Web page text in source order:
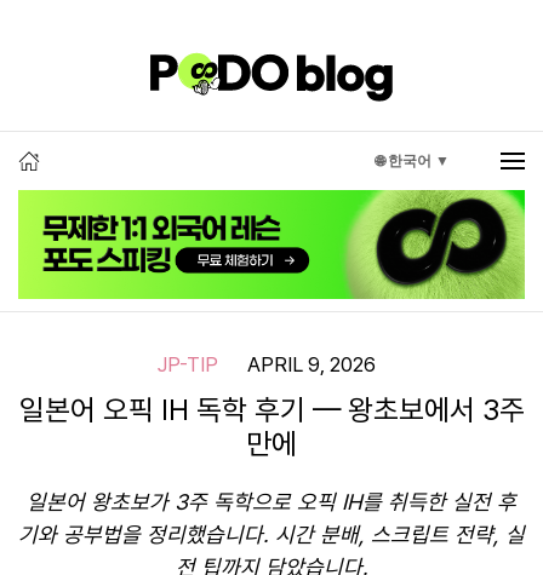
🌐 한국어 ▼
JP-TIP APRIL 9, 2026
일본어 오픽 IH 독학 후기 — 왕초보에서 3주
만에
일본어 왕초보가 3주 독학으로 오픽 IH를 취득한 실전 후
기와 공부법을 정리했습니다. 시간 분배, 스크립트 전략, 실
전 팁까지 담았습니다.